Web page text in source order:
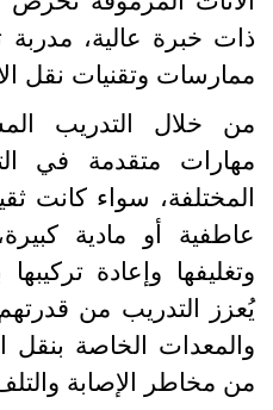
خبرة عالية، مدربة
وتقنيات نقل
خلال التدريب
متقدمة في
سواء كانت
أو مادية كبيرة،
وإعادة تركيبها
التدريب من قدرتهم
الخاصة بنقل
مخاطر الإصابة والتلف.